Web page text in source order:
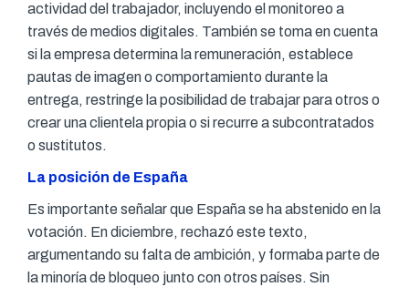
actividad del trabajador, incluyendo el monitoreo a
través de medios digitales. También se toma en cuenta
si la empresa determina la remuneración, establece
pautas de imagen o comportamiento durante la
entrega, restringe la posibilidad de trabajar para otros o
crear una clientela propia o si recurre a subcontratados
o sustitutos.
La posición de España
Es importante señalar que España se ha abstenido en la
votación. En diciembre, rechazó este texto,
argumentando su falta de ambición, y formaba parte de
la minoría de bloqueo junto con otros países. Sin